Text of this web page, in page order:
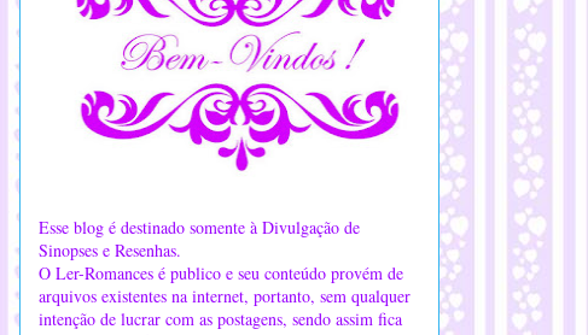
Esse blog é destinado somente à Divulgação de
Sinopses e Resenhas.
O Ler-Romances é publico e seu conteúdo provém de
arquivos existentes na internet, portanto, sem qualquer
intenção de lucrar com as postagens, sendo assim fica